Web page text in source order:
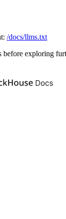
/docs/llms.txt
before exploring